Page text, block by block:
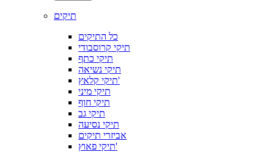
תיקים
כל התיקים
תיקי קרוסבודי
תיקי כתף
תיקי נשיאה
תיקי קלאץ'
תיקי מיני
תיקי חוף
תיקי גב
תיקי נסיעה
אביזרי תיקים
תיקי פאוץ'